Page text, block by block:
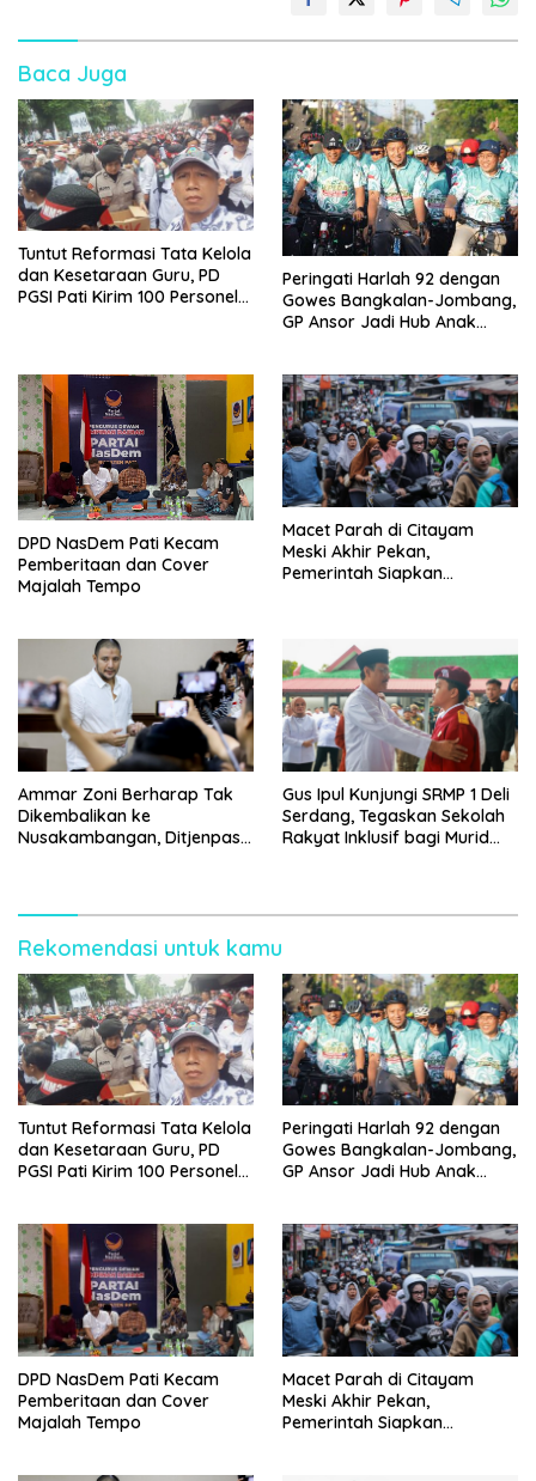
Baca Juga
Tuntut Reformasi Tata Kelola
dan Kesetaraan Guru, PD
PGSI Pati Kirim 100 Personel
Peringati Harlah 92 dengan
Gowes Bangkalan-Jombang,
GP Ansor Jadi Hub Anak
DPD NasDem Pati Kecam
Pemberitaan dan Cover
Majalah Tempo
Macet Parah di Citayam
Meski Akhir Pekan,
Pemerintah Siapkan
Ammar Zoni Berharap Tak
Dikembalikan ke
Nusakambangan, Ditjenpas
Gus Ipul Kunjungi SRMP 1 Deli
Serdang, Tegaskan Sekolah
Rakyat Inklusif bagi Murid
Rekomendasi untuk kamu
Tuntut Reformasi Tata Kelola
dan Kesetaraan Guru, PD
PGSI Pati Kirim 100 Personel
Peringati Harlah 92 dengan
Gowes Bangkalan-Jombang,
GP Ansor Jadi Hub Anak
DPD NasDem Pati Kecam
Pemberitaan dan Cover
Majalah Tempo
Macet Parah di Citayam
Meski Akhir Pekan,
Pemerintah Siapkan